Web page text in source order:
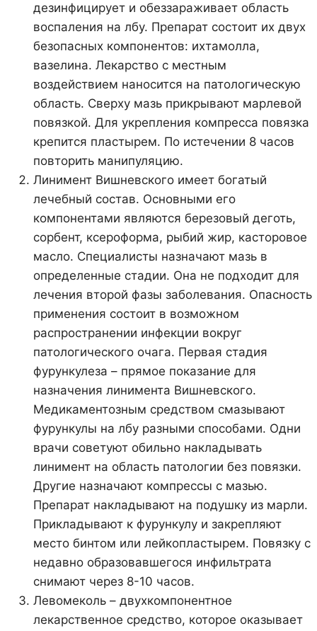
дезинфицирует и обеззараживает область
воспаления на лбу. Препарат состоит их двух
безопасных компонентов: ихтамолла,
вазелина. Лекарство с местным
воздействием наносится на патологическую
область. Сверху мазь прикрывают марлевой
повязкой. Для укрепления компресса повязка
крепится пластырем. По истечении 8 часов
повторить манипуляцию.
Линимент Вишневского имеет богатый
лечебный состав. Основными его
компонентами являются березовый деготь,
сорбент, ксероформа, рыбий жир, касторовое
масло. Специалисты назначают мазь в
определенные стадии. Она не подходит для
лечения второй фазы заболевания. Опасность
применения состоит в возможном
распространении инфекции вокруг
патологического очага. Первая стадия
фурункулеза – прямое показание для
назначения линимента Вишневского.
Медикаментозным средством смазывают
фурункулы на лбу разными способами. Одни
врачи советуют обильно накладывать
линимент на область патологии без повязки.
Другие назначают компрессы с мазью.
Препарат накладывают на подушку из марли.
Прикладывают к фурункулу и закрепляют
место бинтом или лейкопластырем. Повязку с
недавно образовавшегося инфильтрата
снимают через 8-10 часов.
Левомеколь – двухкомпонентное
лекарственное средство, которое оказывает